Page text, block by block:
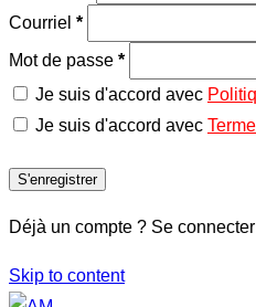
Courriel *
Mot de passe *
Je suis d'accord avec
Je suis d'accord avec
S'enregistrer
Déjà un compte ? Se connecter
Skip to content